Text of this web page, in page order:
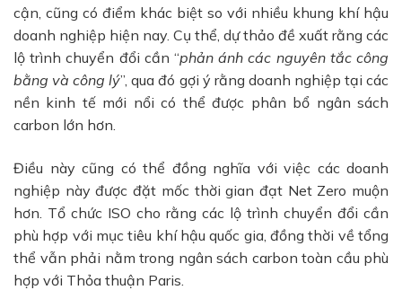
cận, cũng có điểm khác biệt so với nhiều khung khí hậu
doanh nghiệp hiện nay. Cụ thể, dự thảo đề xuất rằng các
lộ trình chuyển đổi cần “phản ánh các nguyên tắc công
bằng và công lý”, qua đó gợi ý rằng doanh nghiệp tại các
nền kinh tế mới nổi có thể được phân bổ ngân sách
carbon lớn hơn.
Điều này cũng có thể đồng nghĩa với việc các doanh
nghiệp này được đặt mốc thời gian đạt Net Zero muộn
hơn. Tổ chức ISO cho rằng các lộ trình chuyển đổi cần
phù hợp với mục tiêu khí hậu quốc gia, đồng thời về tổng
thể vẫn phải nằm trong ngân sách carbon toàn cầu phù
hợp với Thỏa thuận Paris